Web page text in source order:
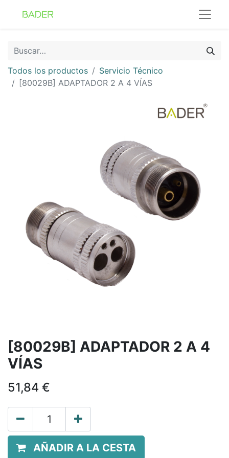
Todos los productos
Servicio Técnico
[80029B] ADAPTADOR 2 A 4 VÍAS
[80029B] ADAPTADOR 2 A 4
VÍAS
51,84 €
AÑADIR A LA CESTA